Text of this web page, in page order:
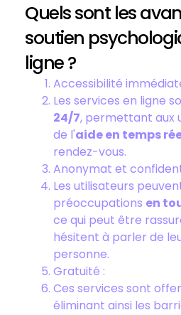
Quels sont les
soutien
ligne ?
Accessibilité
Les services en ligne
24/7, permettant aux
de l'aide en temps
rendez-vous.
Anonymat et
Les utilisateurs
préoccupations en
ce qui peut être
hésitent à parler de
personne.
Gratuité :
Ces services sont
éliminant ainsi les